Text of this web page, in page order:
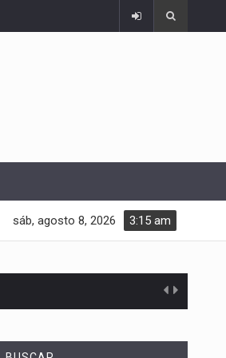
3:15 am
sáb, agosto 8, 2026